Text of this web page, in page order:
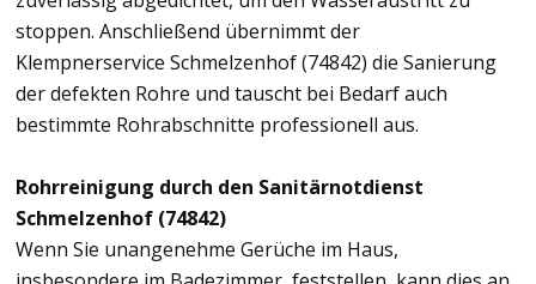
stoppen. Anschließend übernimmt der
Klempnerservice Schmelzenhof (74842) die Sanierung
der defekten Rohre und tauscht bei Bedarf auch
bestimmte Rohrabschnitte professionell aus.
Rohrreinigung durch den Sanitärnotdienst
Schmelzenhof (74842)
Wenn Sie unangenehme Gerüche im Haus,